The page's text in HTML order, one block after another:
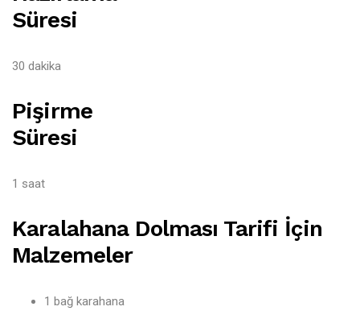
Süresi
30 dakika
Pişirme
Süresi
1 saat
Karalahana Dolması Tarifi İçin
Malzemeler
1 bağ karahana